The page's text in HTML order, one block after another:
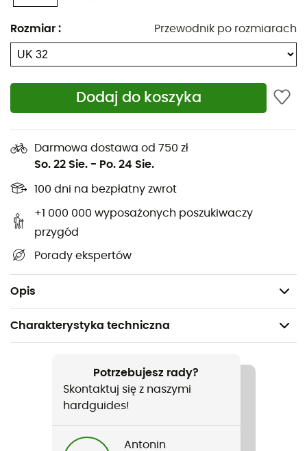
Rozmiar : Przewodnik po rozmiarach
Dodaj do koszyka
Darmowa dostawa od 750 zł
So. 22 Sie. - Po. 24 Sie.
100 dni na bezpłatny zwrot
+1 000 000 wyposażonych poszukiwaczy
przygód
Porady ekspertów
Opis
jesteś miłośnikiem wielkich przestrzeni, czy
zaprojektowane, aby ułatwić ci życie, jednocześnie
maksymalizując przyjemność. Gotowy, aby odkryć góry
na nowo, z pełnym stylu wdziękiem?
Lekki, częściowo elastyczny pas
Ukryta kieszeń z tyłu
Długość nogawki: 6"
Materiał główny: 90% poliester, 10% elastan
Materiał dodatkowy: 86% poliester, 14% elastan
Waga: 167 g (rozmiar M)
Charakterystyka techniczna
Turystyka piesza / Trekking / Podróże
Potrzebujesz rady?
Skontaktuj się z naszymi
hardguides!
Antonin